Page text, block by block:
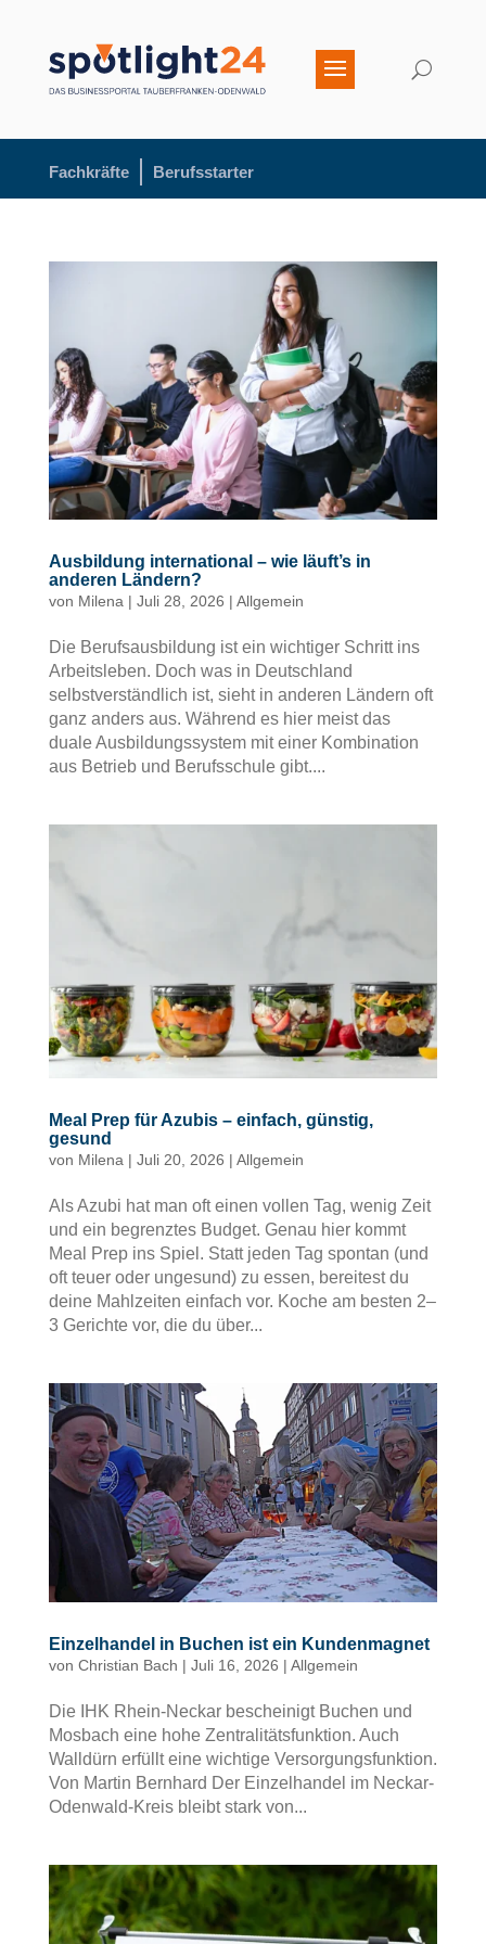
Fachkräfte Berufsstarter
Ausbildung international – wie läuft’s in
anderen Ländern?
von Milena| Juli 28, 2026 | Allgemein
Die Berufsausbildung ist ein wichtiger Schritt ins
Arbeitsleben. Doch was in Deutschland
selbstverständlich ist, sieht in anderen Ländern oft
ganz anders aus. Während es hier meist das
duale Ausbildungssystem mit einer Kombination
aus Betrieb und Berufsschule gibt....
Meal Prep für Azubis – einfach, günstig,
gesund
von Milena | Juli 20, 2026 | Allgemein
Als Azubi hat man oft einen vollen Tag, wenig Zeit
und ein begrenztes Budget. Genau hier kommt
Meal Prep ins Spiel. Statt jeden Tag spontan (und
oft teuer oder ungesund) zu essen, bereitest du
deine Mahlzeiten einfach vor. Koche am besten 2–
3 Gerichte vor, die du über...
Einzelhandel in Buchen ist ein Kundenmagnet
von Christian Bach | Juli 16, 2026 | Allgemein
Die IHK Rhein-Neckar bescheinigt Buchen und
Mosbach eine hohe Zentralitätsfunktion. Auch
Walldürn erfüllt eine wichtige Versorgungsfunktion.
Von Martin Bernhard Der Einzelhandel im Neckar-
Odenwald-Kreis bleibt stark von...